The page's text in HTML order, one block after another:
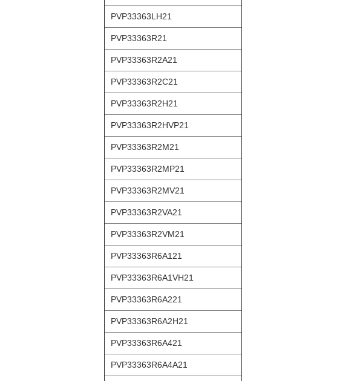
PVP33363LH21
PVP33363R21
PVP33363R2A21
PVP33363R2C21
PVP33363R2H21
PVP33363R2HVP21
PVP33363R2M21
PVP33363R2MP21
PVP33363R2MV21
PVP33363R2VA21
PVP33363R2VM21
PVP33363R6A121
PVP33363R6A1VH21
PVP33363R6A221
PVP33363R6A2H21
PVP33363R6A421
PVP33363R6A4A21